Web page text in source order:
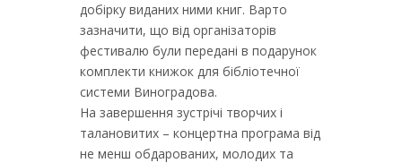
добірку виданих ними книг. Варто
зазначити, що від організаторів
фестивалю були передані в подарунок
комплекти книжок для бібліотечної
системи Виноградова.
На завершення зустрічі творчих і
талановитих – концертна програма від
не менш обдарованих, молодих та